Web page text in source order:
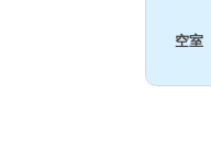
空室